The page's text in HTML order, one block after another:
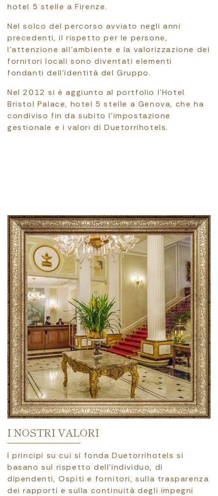
hotel 5 stelle a Firenze.
Nel solco del percorso avviato negli anni
precedenti, il rispetto per le persone,
l’attenzione all’ambiente e la valorizzazione dei
fornitori locali sono diventati elementi
fondanti dell’identità del Gruppo.
Nel 2012 si è aggiunto al portfolio l’Hotel
Bristol Palace, hotel 5 stelle a Genova, che ha
condiviso fin da subito l’impostazione
gestionale e i valori di Duetorrihotels.
I NOSTRI VALORI
I principi su cui si fonda Duetorrihotels si
basano sul rispetto dell’individuo, di
dipendenti, Ospiti e fornitori, sulla trasparenza
dei rapporti e sulla continuità degli impegni